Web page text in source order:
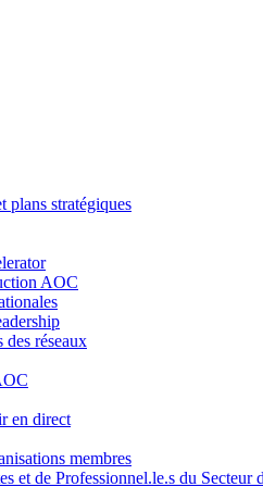
plans stratégiques
AOC
réseaux
en direct
membres
et de Professionnel.le.s du Secteur